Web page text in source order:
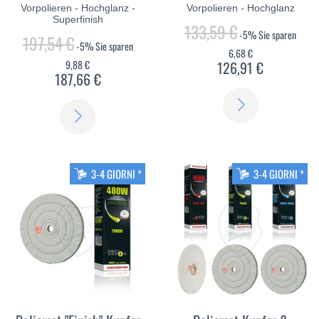
Vorpolieren - Hochglanz -
Superfinish
197,54 €-5%Sie sparen
9,88 €
187,66 €
PIÙ
Vorpolieren - Hochglanz
133,59 €-5%Sie sparen
6,68 €
126,91 €
3-4 GIORNI * 3-4 GIORNI *